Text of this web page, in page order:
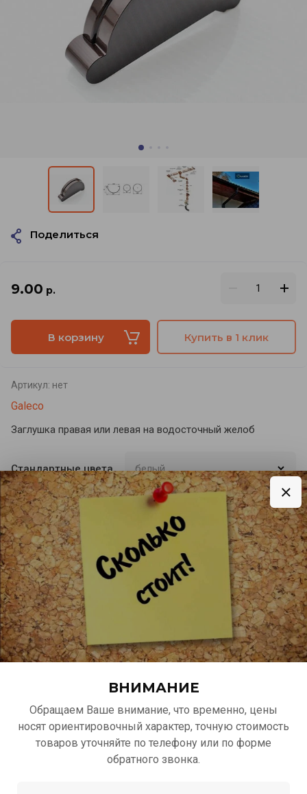
9.00 р.
В корзину Купить в 1 клик
Артикул: нет
Galeco
Заглушка правая или левая на водосточный желоб
Стандартные цвета
Материал ПВХ (поливинилхлорид)
Форма Круглая
ВСЕ ПАРАМЕТРЫ
Поделиться
Предыдущий Следующий
Описание
Параметры
Модификации
Характеристики
ВНИМАНИЕ
Обращаем Ваше внимание, что временно, цены
носят ориентировочный характер, точную стоимость
товаров уточняйте по телефону или по форме
обратного звонка.